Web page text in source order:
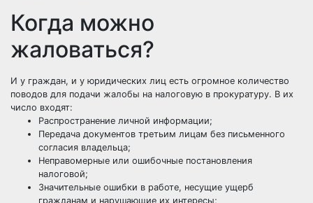
Когда можно
жаловаться?
И у граждан, и у юридических лиц есть огромное количество
поводов для подачи жалобы на налоговую в прокуратуру. В их
число входят:
Распространение личной информации;
Передача документов третьим лицам без письменного
согласия владельца;
Неправомерные или ошибочные постановления
налоговой;
Значительные ошибки в работе, несущие ущерб
гражданам и нарушающие их интересы;